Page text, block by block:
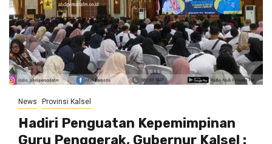
News Provinsi Kalsel
Hadiri Penguatan Kepemimpinan
Guru Penggerak, Gubernur Kalsel :